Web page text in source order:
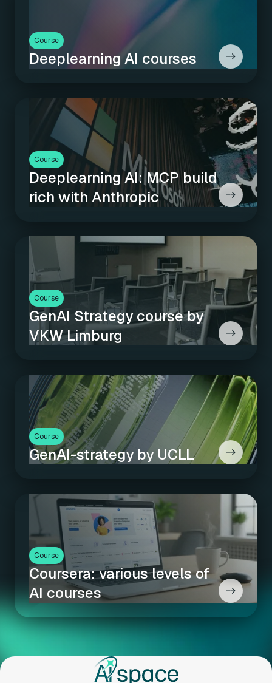
Course
Deeplearning AI courses
Course
Deeplearning AI: MCP build
rich with Anthropic
Course
GenAI Strategy course by
VKW Limburg
Course
GenAI-strategy by UCLL
Course
Coursera:various levels of
AI courses